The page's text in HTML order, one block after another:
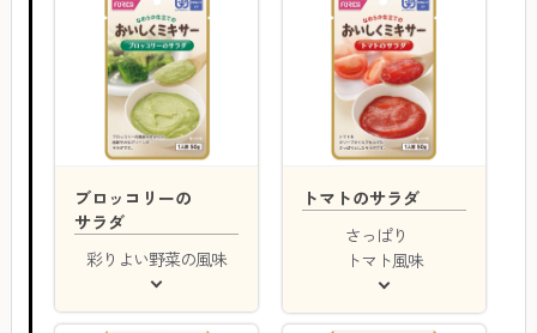
ブロッコリーの
サラダ
彩りよい野菜の風味
トマトのサラダ
さっぱり
トマト風味